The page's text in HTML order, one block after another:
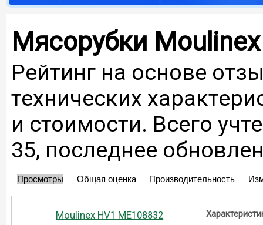
Мясорубки
Рейтинг на основе
технических
и стоимости. Всего
35, последнее
Просмотры Общая оценка Производительность
Moulinex HV1 ME108832